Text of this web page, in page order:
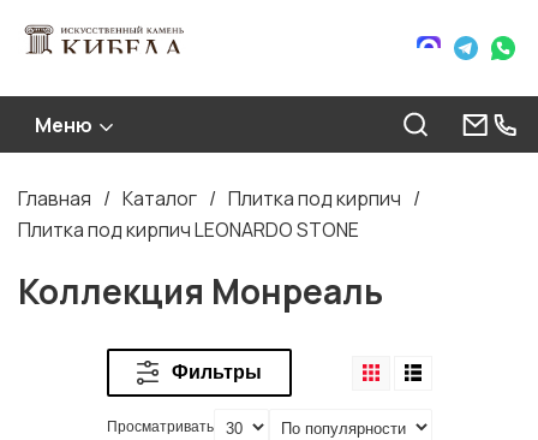
Меню
Строка
навигации
Главная Каталог
Плитка под кирпич
Плитка под кирпич LEONARDO STONE
Коллекция Монреаль
Фильтры
Просматривать